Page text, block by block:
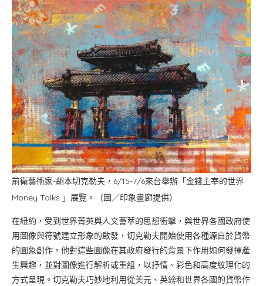
前衛藝術家-胡本切克勒夫，6/15-7/6來台舉辦「金錢主宰的世界
Money Talks 」展覽。（圖／印象畫廊提供）
在紐約，受到世界菁英與人文薈萃的思想衝擊，與世界各國政府使
用圖像與符號建立形象的啟發，切克勒夫開始使用各種源自於貨幣
的圖象創作。他對這些圖像在其政府發行的背景下作用如何發揮產
生興趣，並對圖像進行解析或重組，以抒情、彩色和高度紋理化的
方式呈現。切克勒夫巧妙地利用從美元、英鎊和世界各國的貨幣作